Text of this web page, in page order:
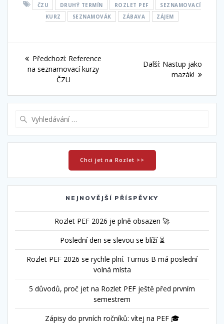
ČZU DRUHÝ TERMÍN ROZLET PEF
SEZNAMOVACÍ
KURZ
SEZNAMOVÁK ZÁBAVA ZÁJEM
Navigace
pro
příspěvek
Předchozí: Předchozí
příspěvek:
Reference
na seznamovací kurzy
ČZU
Další: Další
příspěvek:
Nastup jako
mazák!
Chci jet na Rozlet >>
NEJNOVĚJŠÍ PŘÍSPĚVKY
Rozlet PEF 2026 je plně obsazen 🚀
Poslední den se slevou se blíží ⏳
Rozlet PEF 2026 se rychle plní. Turnus B má poslední
volná místa
5 důvodů, proč jet na Rozlet PEF ještě před prvním
semestrem
Zápisy do prvních ročníků: vítej na PEF 🎓